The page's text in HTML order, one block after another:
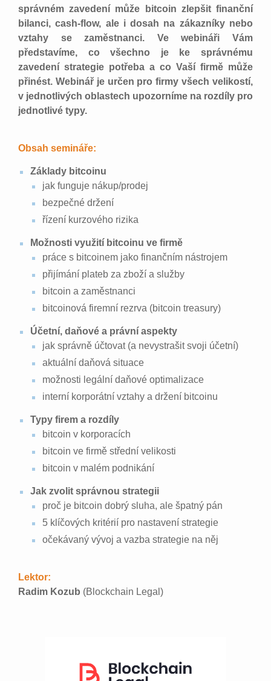
správném zavedení může bitcoin zlepšit finanční
bilanci, cash-flow, ale i dosah na zákazníky nebo
vztahy se zaměstnanci. Ve webináři Vám
představíme, co všechno je ke správnému
zavedení strategie potřeba a co Vaší firmě může
přinést. Webinář je určen pro firmy všech velikostí,
v jednotlivých oblastech upozorníme na rozdíly pro
jednotlivé typy.
Obsah semináře:
Základy bitcoinu
jak funguje nákup/prodej
bezpečné držení
řízení kurzového rizika
Možnosti využití bitcoinu ve firmě
práce s bitcoinem jako finančním nástrojem
přijímání plateb za zboží a služby
bitcoin a zaměstnanci
bitcoinová firemní rezrva (bitcoin treasury)
Účetní, daňové a právní aspekty
jak správně účtovat (a nevystrašit svoji účetní)
aktuální daňová situace
možnosti legální daňové optimalizace
interní korporátní vztahy a držení bitcoinu
Typy firem a rozdíly
bitcoin v korporacích
bitcoin ve firmě střední velikosti
bitcoin v malém podnikání
Jak zvolit správnou strategii
proč je bitcoin dobrý sluha, ale špatný pán
5 klíčových kritérií pro nastavení strategie
očekávaný vývoj a vazba strategie na něj
Lektor:
Radim Kozub (Blockchain Legal)